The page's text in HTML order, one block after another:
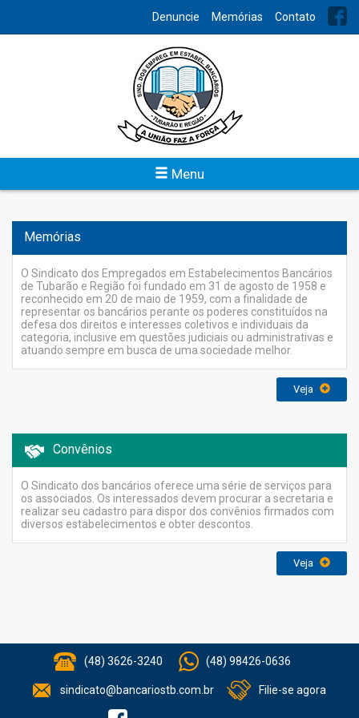
Denuncie Memórias Contato
Menu
Um sindicato atuante, bem estruturado, é a demonstração
clara de uma categoria bem organizada e unida, fortalecida
para os conflitos naturais que se estabelecem na relação entre
Memórias
O Sindicato dos Empregados em Estabelecimentos Bancários
de Tubarão e Região foi fundado em 31 de agosto de 1958 e
reconhecido em 20 de maio de 1959, com a finalidade de
representar os bancários perante os poderes constituídos na
defesa dos direitos e interesses coletivos e individuais da
categoria, inclusive em questões judiciais ou administrativas e
atuando sempre em busca de uma sociedade melhor.
Veja
Convênios
O Sindicato dos bancários oferece uma série de serviços para
os associados. Os interessados devem procurar a secretaria e
realizar seu cadastro para dispor dos convênios firmados com
diversos estabelecimentos e obter descontos.
Veja
(48) 3626-3240 (48) 98426-0636
sindicato@bancariostb.com.br Filie-se agora